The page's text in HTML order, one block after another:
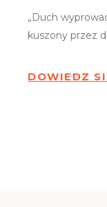
„Duch
kuszony przez
DOWIEDZ